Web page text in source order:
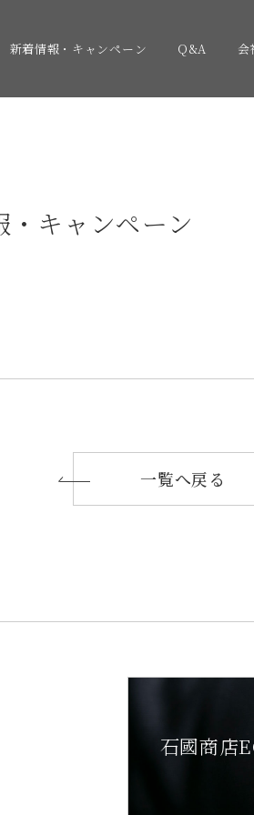
新着情報・キャンペーン Q&A 会
・キャンペーン
一覧へ戻る
石國商店